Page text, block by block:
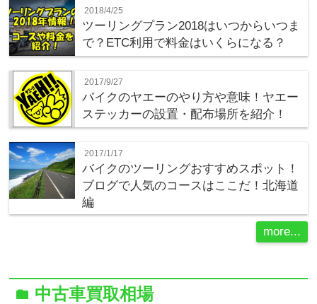
2018/4/25
ツーリングプラン2018はいつからいつま
で？ETC利用で料金はいくらになる？
2017/9/27
バイクのヤエーのやり方や意味！ヤエー
ステッカーの設置・配布場所を紹介！
2017/1/17
バイクのツーリングおすすめスポット！
ブログで人気のコースはここだ！北海道
編
more...
folder 中古車買取相場